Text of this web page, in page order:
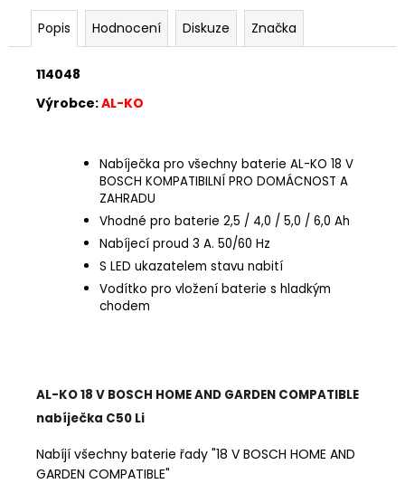
Popis Hodnocení Diskuze Značka
114048
Výrobce:AL-KO
Nabíječka pro všechny baterie AL-KO 18 V
BOSCH KOMPATIBILNÍ PRO DOMÁCNOST A
ZAHRADU
Vhodné pro baterie 2,5 / 4,0 / 5,0 / 6,0 Ah
Nabíjecí proud 3 A. 50/60 Hz
S LED ukazatelem stavu nabití
Vodítko pro vložení baterie s hladkým
chodem
AL-KO 18 V BOSCH HOME AND GARDEN COMPATIBLE
nabíječka C50 Li
Nabíjí všechny baterie řady "18 V BOSCH HOME AND
GARDEN COMPATIBLE"
m